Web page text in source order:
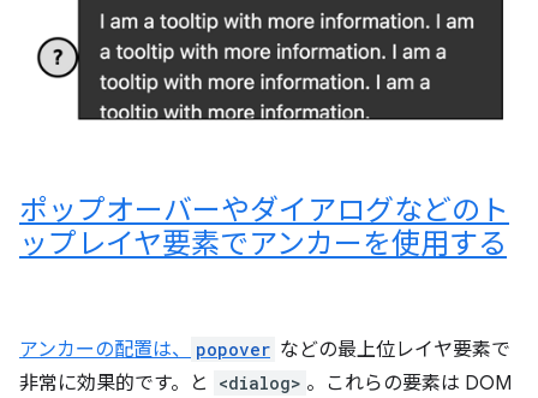
ポップオーバーやダイアログなどのト
ップレイヤ要素でアンカーを使用する
アンカーの配置は、 popover などの最上位レイヤ要素で
非常に効果的です。と
<dialog> 。これらの要素は DOM